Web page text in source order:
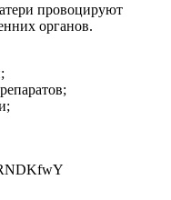
провоцируют
органов.